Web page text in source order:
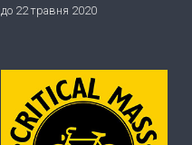
до 22 травня 2020